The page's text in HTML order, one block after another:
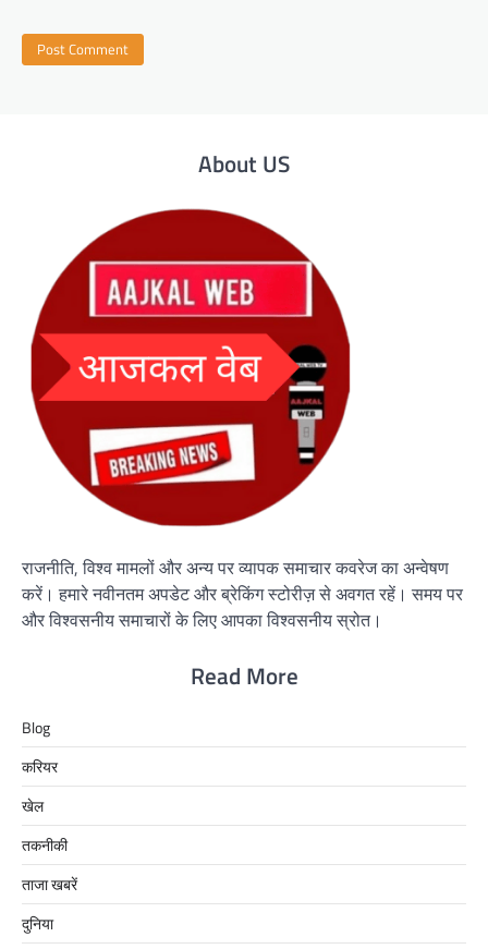
About US
राजनीति, विश्व मामलों और अन्य पर व्यापक समाचार कवरेज का अन्वेषण
करें। हमारे नवीनतम अपडेट और ब्रेकिंग स्टोरीज़ से अवगत रहें। समय पर
और विश्वसनीय समाचारों के लिए आपका विश्वसनीय स्रोत।
Read More
Blog
करियर
खेल
तकनीकी
ताजा खबरें
दुनिया